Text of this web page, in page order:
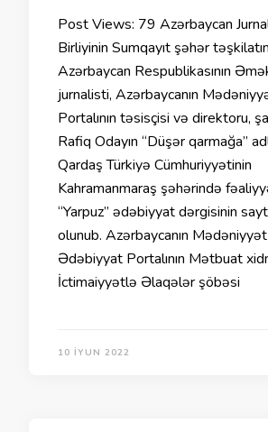
Post Views: 79 Azərbaycan
Birliyinin Sumqayıt şəhər
Azərbaycan Respublikasının
jurnalisti, Azərbaycanın
Portalının təsisçisi və direktoru,
Rafiq Odayın “Düşər qarmağa”
Qardaş Türkiyə Cümhuriyyətinin
Kahramanmaraş şəhərində
“Yarpuz” ədəbiyyat dərgisinin
olunub. Azərbaycanın
Ədəbiyyat Portalının Mətbuat
İctimaiyyətlə Əlaqələr şöbəsi
10 İYUN 2022